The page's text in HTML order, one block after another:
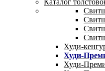
Худи-
Худи-
Худи-